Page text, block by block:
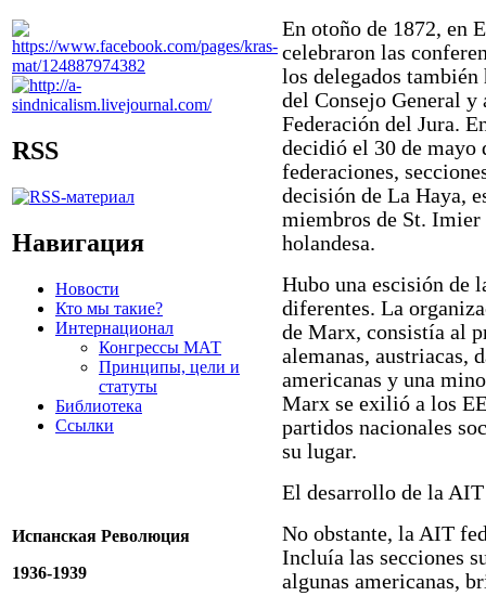
RSS
Навигация
Новости
Кто мы такие?
Интернационал
Конгрессы МАТ
Принципы, цели и
статуты
Библиотека
Ссылки
Испанская Революция
1936-1939
En otoño de 1872, en
celebraron las
los delegados
del Consejo General y
Federación del Jura.
decidió el 30 de mayo
federaciones,
decisión de La Haya,
miembros de St. Imier
holandesa.
Hubo una escisión de
diferentes. La
de Marx, consistía al
alemanas, austriacas,
americanas y una
Marx se exilió a los
partidos nacionales
su lugar.
El desarrollo de la
No obstante, la AIT
Incluía las secciones
algunas americanas,